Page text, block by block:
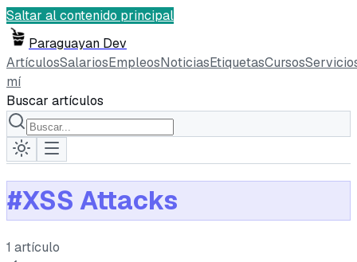
Saltar al contenido principal
Paraguayan Dev
ArtículosSalariosEmpleosNoticiasEtiquetasCursos
mí
Buscar artículos
#XSS Attacks
1 artículo